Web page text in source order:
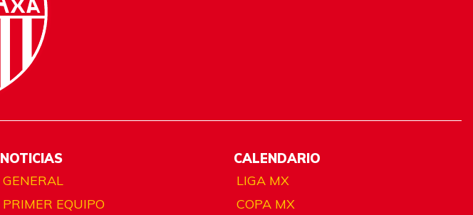
NOTICIAS
GENERAL
PRIMER EQUIPO
CALENDARIO
LIGA MX
COPA MX